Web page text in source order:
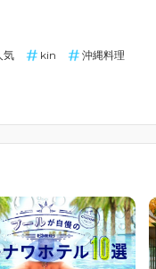
気 kin
沖縄料理